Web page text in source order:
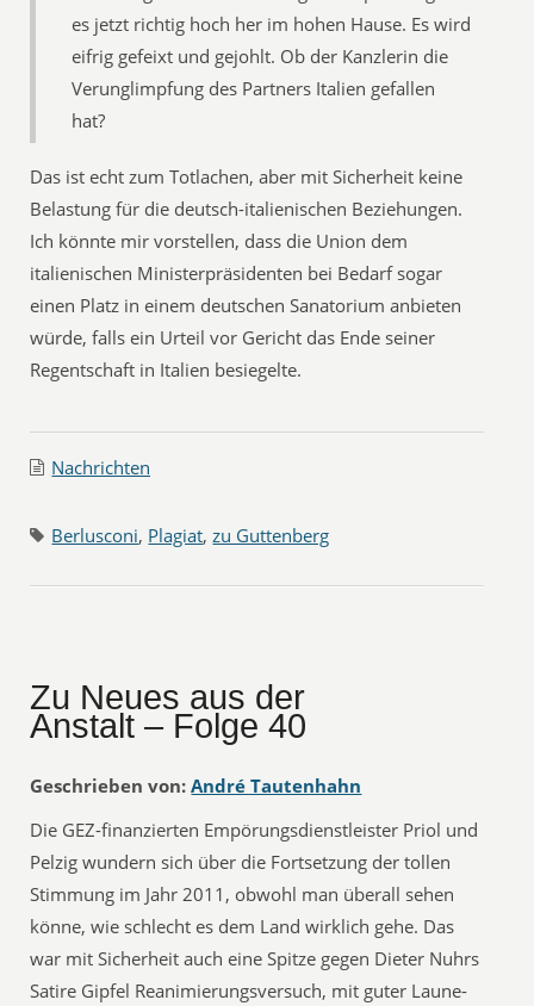
es jetzt richtig hoch her im hohen Hause. Es wird
eifrig gefeixt und gejohlt. Ob der Kanzlerin die
Verunglimpfung des Partners Italien gefallen
hat?
Das ist echt zum Totlachen, aber mit Sicherheit keine
Belastung für die deutsch-italienischen Beziehungen.
Ich könnte mir vorstellen, dass die Union dem
italienischen Ministerpräsidenten bei Bedarf sogar
einen Platz in einem deutschen Sanatorium anbieten
würde, falls ein Urteil vor Gericht das Ende seiner
Regentschaft in Italien besiegelte.
Nachrichten
Berlusconi, Plagiat,zu Guttenberg
Zu Neues aus der
Anstalt – Folge 40
Geschrieben von: André Tautenhahn
Die GEZ-finanzierten Empörungsdienstleister Priol und
Pelzig wundern sich über die Fortsetzung der tollen
Stimmung im Jahr 2011, obwohl man überall sehen
könne, wie schlecht es dem Land wirklich gehe. Das
war mit Sicherheit auch eine Spitze gegen Dieter Nuhrs
Satire Gipfel Reanimierungsversuch, mit guter Laune-